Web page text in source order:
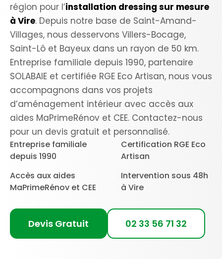
région pour l’installation dressing sur mesure
à Vire. Depuis notre base de Saint-Amand-
Villages, nous desservons Villers-Bocage,
Saint-Lô et Bayeux dans un rayon de 50 km.
Entreprise familiale depuis 1990, partenaire
SOLABAIE et certifiée RGE Eco Artisan, nous vous
accompagnons dans vos projets
d’aménagement intérieur avec accès aux
aides MaPrimeRénov et CEE. Contactez-nous
pour un devis gratuit et personnalisé.
Entreprise familiale
depuis 1990
Certification RGE Eco
Artisan
Accès aux aides
MaPrimeRénov et CEE
Intervention sous 48h
à Vire
Devis Gratuit 02 33 56 71 32